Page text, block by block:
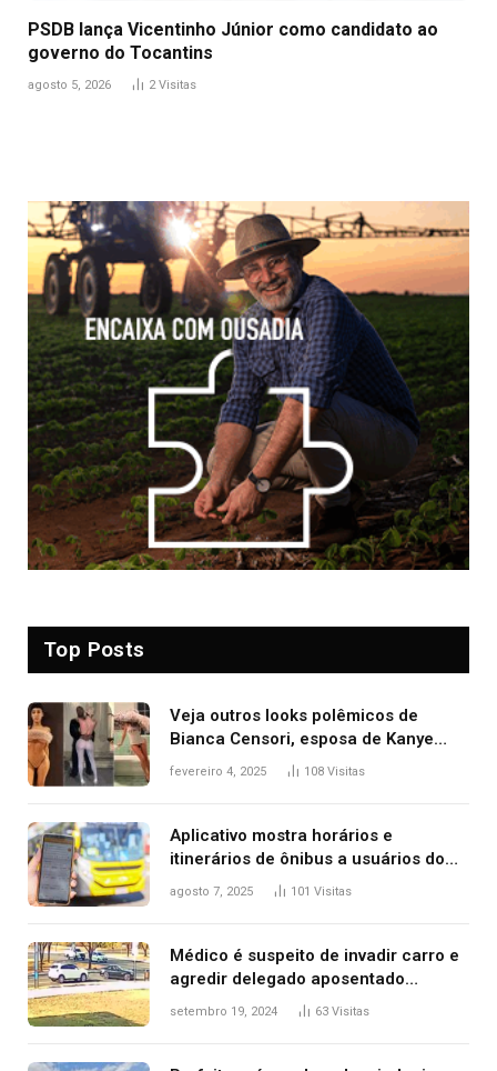
PSDB lança Vicentinho Júnior como candidato ao
governo do Tocantins
agosto 5, 2026 2Visitas
Top Posts
Veja outros looks polêmicos de
Bianca Censori, esposa de Kanye
West que apareceu nua no Grammy
fevereiro 4, 2025 108 Visitas
Aplicativo mostra horários e
itinerários de ônibus a usuários do
transporte público de Palmas; confira
agosto 7, 2025 101 Visitas
Médico é suspeito de invadir carro e
agredir delegado aposentado
durante confusão no trânsito
setembro 19, 2024 63 Visitas